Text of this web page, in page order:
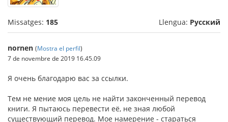
Missatges: 185 Llengua: Русский
nornen (Mostra el perfil)
7 de novembre de 2019 16.45.09
Я очень благодарю вас за ссылки.
Тем не мение моя цель не найти законченный перевод
книги. Я пытаюсь перевести её, не зная любой
существующий перевод. Мое намерение - стараться